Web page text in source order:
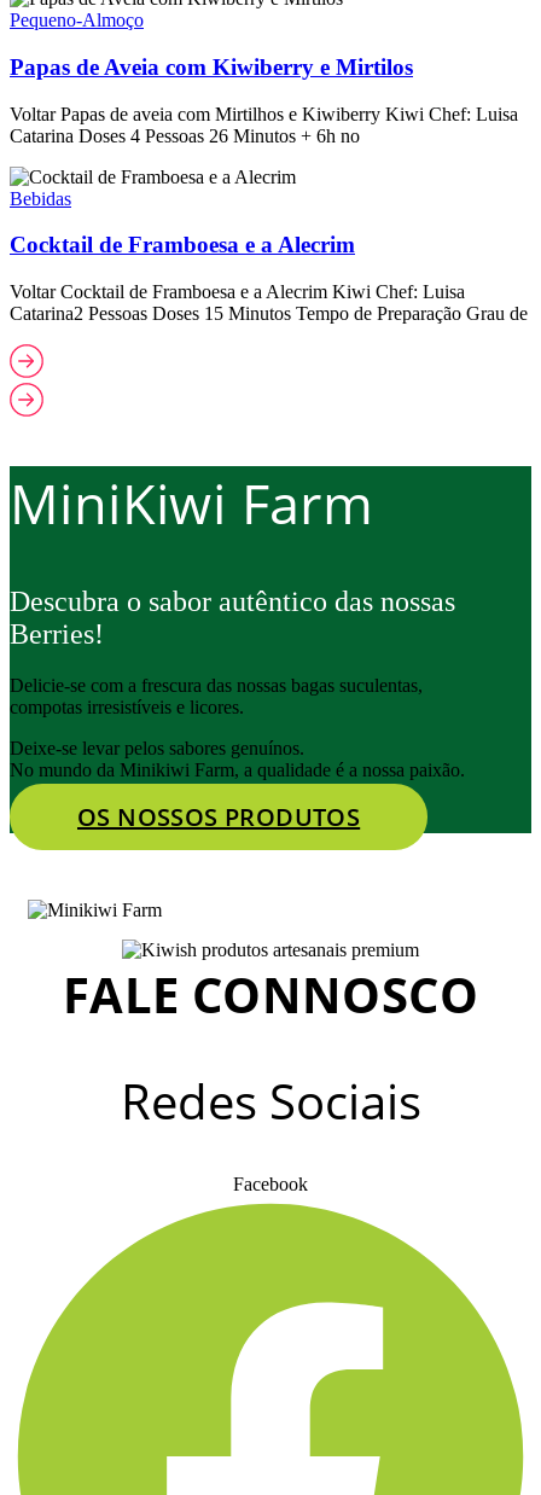
Pequeno-Almoço
Papas de Aveia com Kiwiberry e Mirtilos
Voltar Papas de aveia com Mirtilhos e Kiwiberry Kiwi Chef: Luisa
Catarina Doses 4 Pessoas 26 Minutos + 6h no
Bebidas
Cocktail de Framboesa e a Alecrim
Voltar Cocktail de Framboesa e a Alecrim Kiwi Chef: Luisa
Catarina2 Pessoas Doses 15 Minutos Tempo de Preparação Grau de
MiniKiwi Farm
Descubra o sabor autêntico das nossas
Berries!
Delicie-se com a frescura das nossas bagas suculentas,
compotas irresistíveis e licores.
Deixe-se levar pelos sabores genuínos.
No mundo da Minikiwi Farm, a qualidade é a nossa paixão.
OS NOSSOS PRODUTOS
FALE CONNOSCO
Redes Sociais
Facebook